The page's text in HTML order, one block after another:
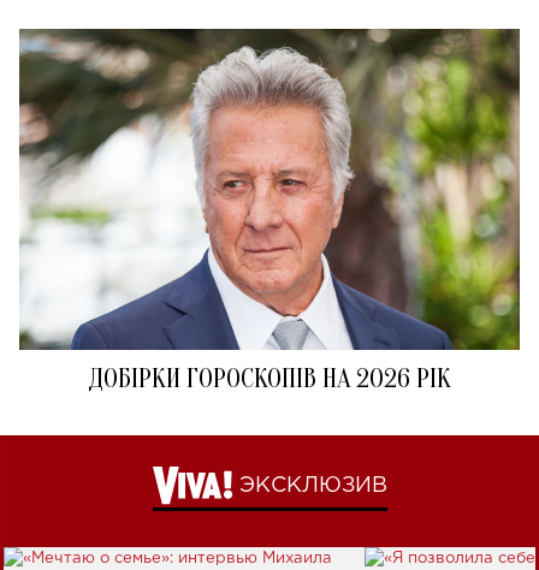
ДОБІРКИ ГОРОСКОПІВ НА 2026 РІК
ЭКСКЛЮЗИВ